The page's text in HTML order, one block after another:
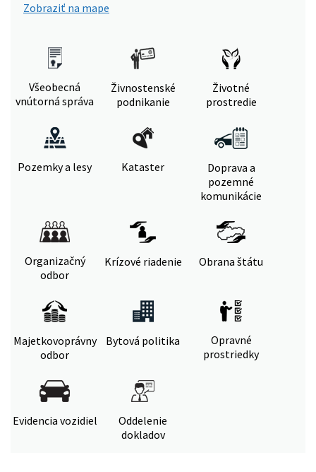
Zobraziť na mape
Všeobecná
vnútorná správa
Živnostenské
podnikanie
Životné
prostredie
Pozemky a lesy Kataster
Doprava a
pozemné
komunikácie
Organizačný
odbor
Krízové riadenie Obrana štátu
Majetkovoprávny
odbor
Bytová politika
Opravné
prostriedky
Evidencia vozidiel
Oddelenie
dokladov